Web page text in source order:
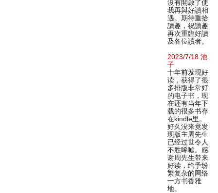
沒有開啟了使
我再與好讀相
遇。期待重拾
讀趣，祝讀趣
再次重臨好讀
及各位讀者。
2023/7/18 池
子
十年前发现好
读，获得了很
多排版非常好
的电子书，现
在还有当年下
载的很多书存
在kindle里。
好久没来竟发
现版主周先生
已经过世令人
不胜唏嘘。感
谢周先生带来
好读，给予纷
繁复杂的网络
一方书香雅
地。